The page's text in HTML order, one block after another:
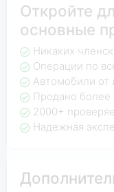
Откройте
основные
Никаких
Операции по
Автомобили от
Продано более
2000+
Надежная